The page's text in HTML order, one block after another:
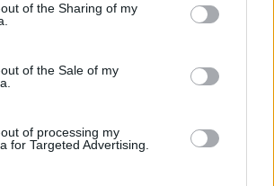
of the Sharing of my
of the Sale of my
of processing my
for Targeted Advertising.